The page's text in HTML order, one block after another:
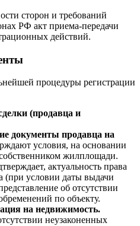
сторон и требований
РФ акт приема-передачи
действий.
процедуры регистрации
(продавца и
документы продавца на
условия, на основании
жилплощади.
актуальность права
(при условии даты выдачи
об отсутствии
по объекту.
на недвижимость.
неузаконенных